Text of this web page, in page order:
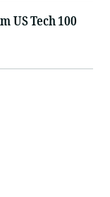
US Tech 100